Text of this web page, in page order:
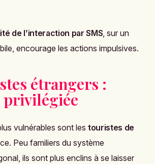
de l’interaction par SMS, sur un
encourage les actions impulsives.
étrangers :
privilégiée
vulnérables sont les touristes de
Peu familiers du système
ils sont plus enclins à se laisser